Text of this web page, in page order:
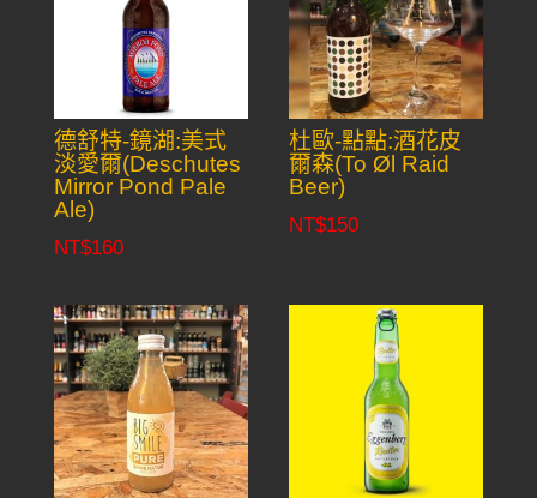
德舒特-鏡湖:美式
淡愛爾(Deschutes
Mirror Pond Pale
Ale)
NT$160
杜歐-點點:酒花皮
爾森(To Øl Raid
Beer)
NT$150